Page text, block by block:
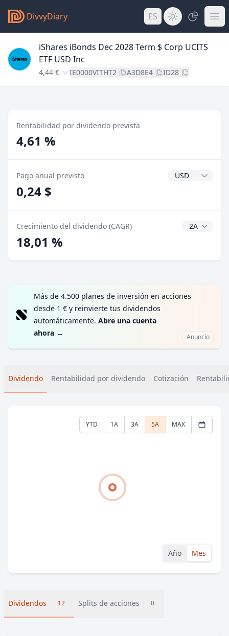
DivvyDiary ES
iShares iBonds Dec 2028 Term $ Corp UCITS
ETF USD Inc
4,44 € IE0000VITHT2 A3D8E4 ID28
Rentabilidad por dividendo prevista
4,61 %
Pago anual previsto Divisa del
0,24 $
Crecimiento del dividendo (CAGR) Años CAGR
18,01 %
Más de 4.500 planes de inversión en acciones
desde 1 € y reinvierte tus dividendos
automáticamente. Abre una cuenta
ahora → Anuncio
Dividendo Rentabilidad por dividendo Cotización
YTD 1A 3A 5A MAX
Año Mes
Dividendos 12 Splits de acciones 0